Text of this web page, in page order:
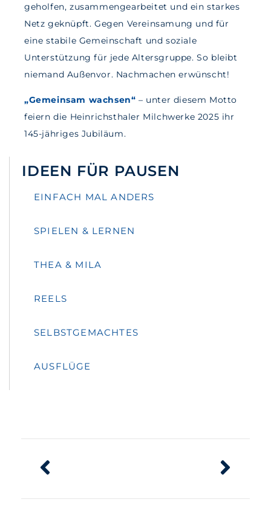
geholfen, zusammengearbeitet und ein starkes
Netz geknüpft. Gegen Vereinsamung und für
eine stabile Gemeinschaft und soziale
Unterstützung für jede Altersgruppe. So bleibt
niemand Außenvor. Nachmachen erwünscht!
„Gemeinsam wachsen“ – unter diesem Motto
feiern die Heinrichsthaler Milchwerke 2025 ihr
145-jähriges Jubiläum.
IDEEN FÜR PAUSEN
EINFACH MAL ANDERS
SPIELEN & LERNEN
THEA & MILA
REELS
SELBSTGEMACHTES
AUSFLÜGE